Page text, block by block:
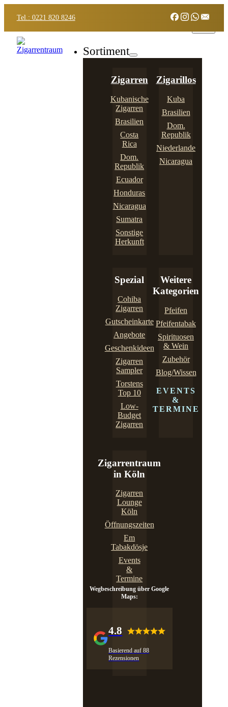
Tel.: 0221 820 8246
Sortiment
Zigarren
Kubanische
Zigarren
Brasilien
Costa
Rica
Dom.
Republik
Ecuador
Honduras
Nicaragua
Sumatra
Sonstige
Herkunft
Zigarillos
Kuba
Brasilien
Dom.
Republik
Niederlande
Nicaragua
Spezial
Cohiba
Zigarren
Gutscheinkarte
Angebote
Geschenkideen
Zigarren
Sampler
Torstens
Top 10
Low-
Budget
Zigarren
Weitere
Kategorien
Pfeifen
Pfeifentabak
Spirituosen
& Wein
Zubehör
Blog/Wissen
EVENTS
&
TERMINE
Zigarrentraum
in Köln
Zigarren
Lounge
Köln
Öffnungszeiten
Em
Tabakdösje
Events
&
Termine
Wegbeschreibung über Google
Maps:
4.8
Basierend auf 88
Rezensionen